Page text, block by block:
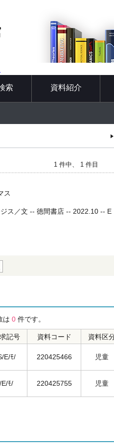
索 資料紹介
1 件中、 1 件目
ス
ス／文 -- 徳間書店 -- 2022.10 -- E
は 0 件です。
記号 資料コード 資料区
E/ﾓ/ 220425466 児童
/E/ﾓ/ 220425755 児童